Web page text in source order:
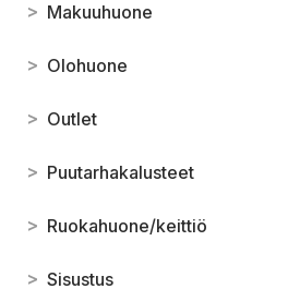
> Makuuhuone
> Olohuone
> Outlet
> Puutarhakalusteet
> Ruokahuone/keittiö
> Sisustus